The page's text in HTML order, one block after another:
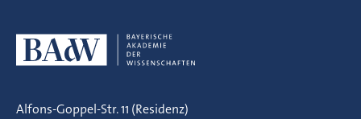
Alfons-Goppel-Str. 11 (Residenz)